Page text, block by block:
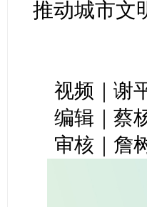
推动城市文
视频｜谢
编辑｜蔡
审核｜詹